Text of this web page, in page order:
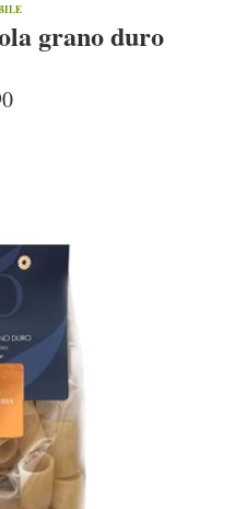
grano duro